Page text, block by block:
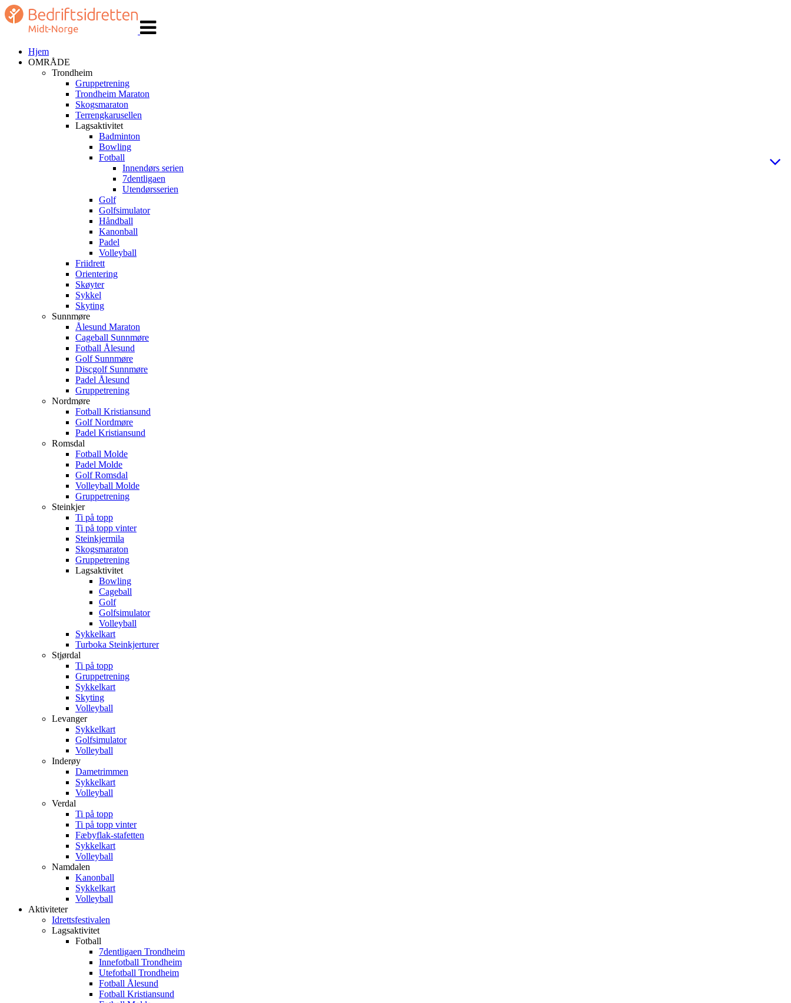
navigasjon
Hjem
OMRÅDE
Trondheim
Gruppetrening
Trondheim Maraton
Skogsmaraton
Terrengkarusellen
Lagsaktivitet
Badminton
Bowling
Fotball
Innendørs serien
7dentligaen
Utendørsserien
Golf
Golfsimulator
Håndball
Kanonball
Padel
Volleyball
Friidrett
Orientering
Skøyter
Sykkel
Skyting
Sunnmøre
Ålesund Maraton
Cageball Sunnmøre
Fotball Ålesund
Golf Sunnmøre
Discgolf Sunnmøre
Padel Ålesund
Gruppetrening
Nordmøre
Fotball Kristiansund
Golf Nordmøre
Padel Kristiansund
Romsdal
Fotball Molde
Padel Molde
Golf Romsdal
Volleyball Molde
Gruppetrening
Steinkjer
Ti på topp
Ti på topp vinter
Steinkjermila
Skogsmaraton
Gruppetrening
Lagsaktivitet
Bowling
Cageball
Golf
Golfsimulator
Volleyball
Sykkelkart
Turboka Steinkjerturer
Stjørdal
Ti på topp
Gruppetrening
Sykkelkart
Skyting
Volleyball
Levanger
Sykkelkart
Golfsimulator
Volleyball
Inderøy
Dametrimmen
Sykkelkart
Volleyball
Verdal
Ti på topp
Ti på topp vinter
Fæbyflak-stafetten
Sykkelkart
Volleyball
Namdalen
Kanonball
Sykkelkart
Volleyball
Aktiviteter
Idrettsfestivalen
Lagsaktivitet
Fotball
7dentligaen Trondheim
Innefotball Trondheim
Utefotball Trondheim
Fotball Ålesund
Fotball Kristiansund